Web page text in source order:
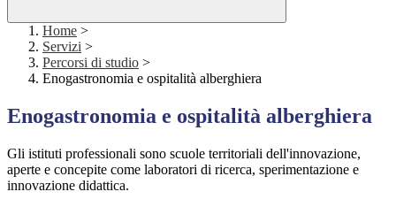
Home >
Servizi >
Percorsi di studio >
Enogastronomia e ospitalità alberghiera
Enogastronomia e ospitalità alberghiera
Gli istituti professionali sono scuole territoriali dell'innovazione,
aperte e concepite come laboratori di ricerca, sperimentazione e
innovazione didattica.